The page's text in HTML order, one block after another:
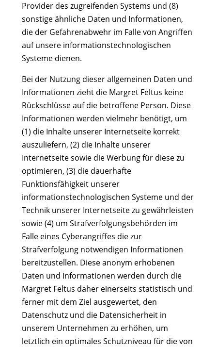
Provider des zugreifenden Systems und (8)
sonstige ähnliche Daten und Informationen,
die der Gefahrenabwehr im Falle von Angriffen
auf unsere informationstechnologischen
Systeme dienen.
Bei der Nutzung dieser allgemeinen Daten und
Informationen zieht die Margret Feltus keine
Rückschlüsse auf die betroffene Person. Diese
Informationen werden vielmehr benötigt, um
(1) die Inhalte unserer Internetseite korrekt
auszuliefern, (2) die Inhalte unserer
Internetseite sowie die Werbung für diese zu
optimieren, (3) die dauerhafte
Funktionsfähigkeit unserer
informationstechnologischen Systeme und der
Technik unserer Internetseite zu gewährleisten
sowie (4) um Strafverfolgungsbehörden im
Falle eines Cyberangriffes die zur
Strafverfolgung notwendigen Informationen
bereitzustellen. Diese anonym erhobenen
Daten und Informationen werden durch die
Margret Feltus daher einerseits statistisch und
ferner mit dem Ziel ausgewertet, den
Datenschutz und die Datensicherheit in
unserem Unternehmen zu erhöhen, um
letztlich ein optimales Schutzniveau für die von